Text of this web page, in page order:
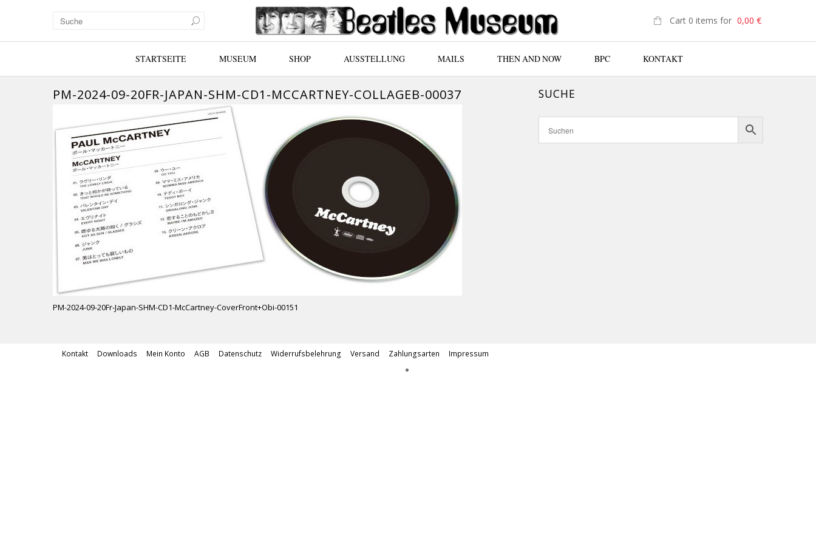
Cart 0 items for 0,00 €
STARTSEITE MUSEUM SHOP AUSSTELLUNG MAILS THEN AND NOW BPC KONTAKT
PM-2024-09-20FR-JAPAN-SHM-CD1-MCCARTNEY-COLLAGEB-00037
PM-2024-09-20Fr-Japan-SHM-CD1-McCartney-CoverFront+Obi-00151
SUCHE
Kontakt Downloads Mein Konto AGB Datenschutz Widerrufsbelehrung Versand Zahlungsarten Impressum